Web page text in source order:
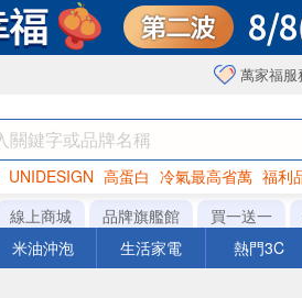
萬家福服
UNIDESIGN 高蛋白 冷氣最高省萬 福利
罐頭 咖啡 海苔
線上商城 品牌旗艦館 買一送一
米油沖泡 生活家電 熱門3C